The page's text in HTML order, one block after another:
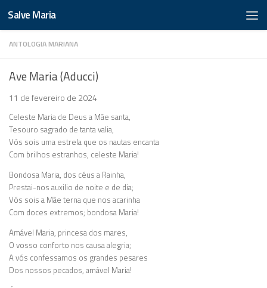
Salve Maria
ANTOLOGIA MARIANA
Ave Maria (Aducci)
11 de fevereiro de 2024
Celeste Maria de Deus a Mãe santa,
Tesouro sagrado de tanta valia,
Vós sois uma estrela que os nautas encanta
Com brilhos estranhos, celeste Maria!
Bondosa Maria, dos céus a Rainha,
Prestai-nos auxilio de noite e de dia;
Vós sois a Mãe terna que nos acarinha
Com doces extremos; bondosa Maria!
Amável Maria, princesa dos mares,
O vosso conforto nos causa alegria;
A vós confessamos os grandes pesares
Dos nossos pecados, amável Maria!